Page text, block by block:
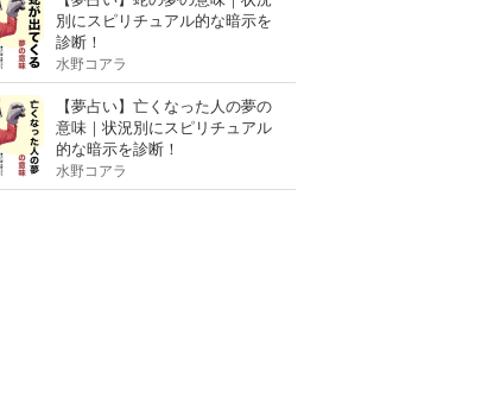
別にスピリチュアル的な暗示を
診断！
水野コアラ
【夢占い】亡くなった人の夢の
意味｜状況別にスピリチュアル
的な暗示を診断！
水野コアラ